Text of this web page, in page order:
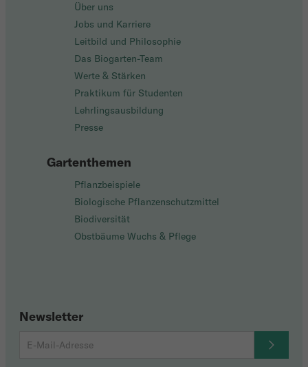
Über uns
Jobs und Karriere
Leitbild und Philosophie
Das Biogarten-Team
Werte & Stärken
Praktikum für Studenten
Lehrlingsausbildung
Presse
Gartenthemen
Pflanzbeispiele
Biologische Pflanzenschutzmittel
Biodiversität
Obstbäume Wuchs & Pflege
Newsletter